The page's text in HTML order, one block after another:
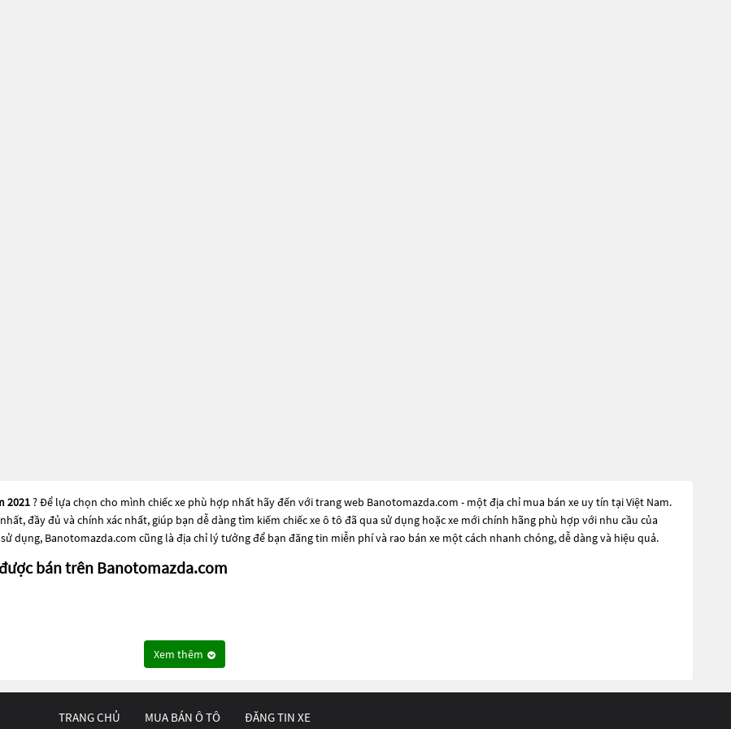
2021? Để lựa chọn cho mình chiếc xe phù hợp nhất hãy đến với trang web Banotomazda.com - một địa chỉ mua bán xe uy tín tại Việt Nam.
đầy đủ và chính xác nhất, giúp bạn dễ dàng tìm kiếm chiếc xe ô tô đã qua sử dụng hoặc xe mới chính hãng phù hợp với nhu cầu của
dụng, Banotomazda.com cũng là địa chỉ lý tưởng để bạn đăng tin miễn phí và rao bán xe một cách nhanh chóng, dễ dàng và hiệu quả.
bán trên Banotomazda.com
2 Deluxe năm 2021này có thể là những dòng xe đời cũ đã được nâng cấp, hoặc là các dòng xe mới với thiết kế hiện đại và công nghệ tiên
Xem thêm
TRANG CHỦ MUA BÁN Ô TÔ ĐĂNG TIN XE